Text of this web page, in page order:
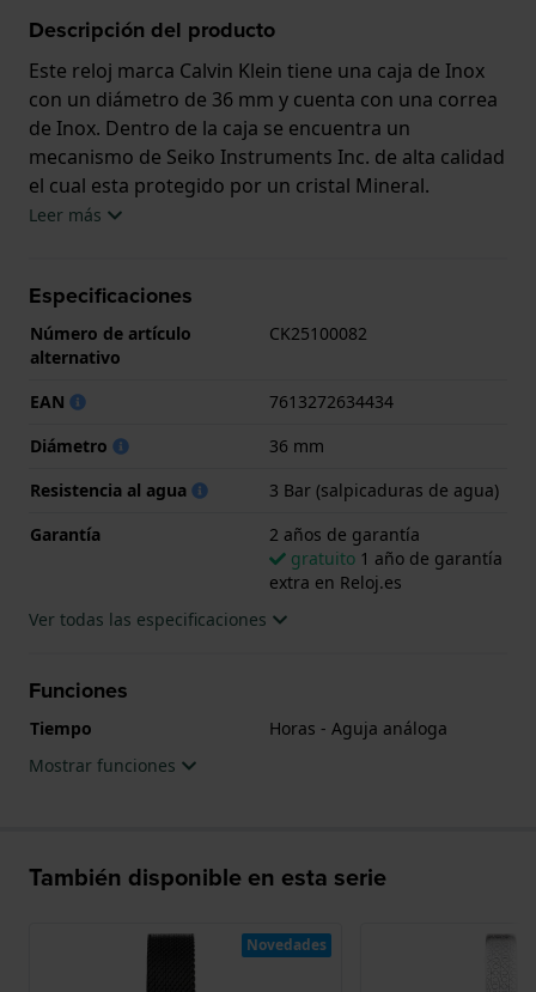
Descripción del producto
Este reloj marca Calvin Klein tiene una caja de Inox
con un diámetro de 36 mm y cuenta con una correa
de Inox. Dentro de la caja se encuentra un
mecanismo de Seiko Instruments Inc. de alta calidad
el cual esta protegido por un cristal Mineral.
agua. El reloj viene con 2 años de garantía.
.
Leer más
Especificaciones
Número de artículo
alternativo
CK25100082
EAN
7613272634434
Diámetro
36 mm
Resistencia al agua
3 Bar (salpicaduras de agua)
Garantía
2 años de garantía
gratuito 1 año de garantía
extra en Reloj.es
Ver todas las especificaciones
Funciones
Tiempo
Horas - Aguja análoga
Mostrar funciones
También disponible en esta serie
Novedades